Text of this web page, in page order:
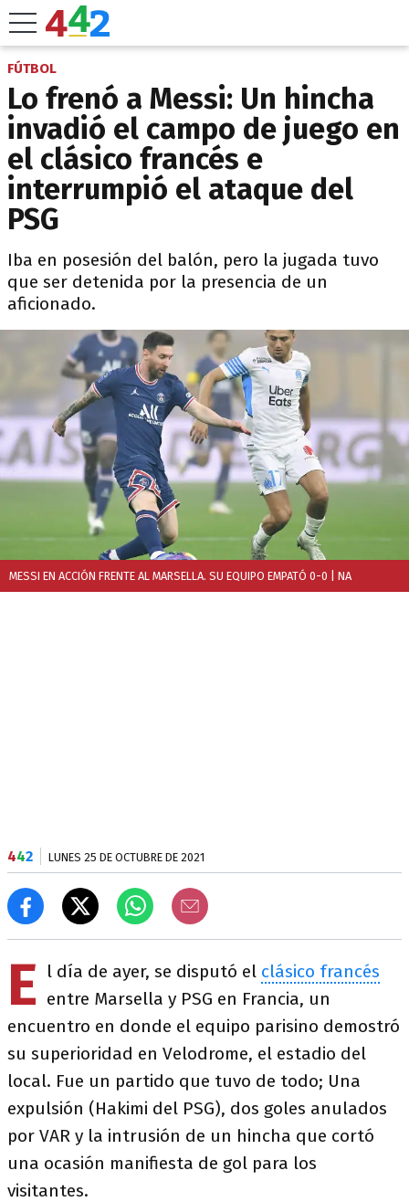
FÚTBOL
Lo frenó a Messi: Un hincha
invadió el campo de juego en
el clásico francés e
interrumpió el ataque del
PSG
Iba en posesión del balón, pero la jugada tuvo
que ser detenida por la presencia de un
aficionado.
MESSI EN ACCIÓN FRENTE AL MARSELLA. SU EQUIPO EMPATÓ 0-0 | NA
442 LUNES 25 DE OCTUBRE DE 2021
E l día de ayer, se disputó el clásico francés
entre Marsella y PSG en Francia, un
encuentro en donde el equipo parisino demostró
su superioridad en Velodrome, el estadio del
local. Fue un partido que tuvo de todo; Una
expulsión (Hakimi del PSG), dos goles anulados
por VAR y la intrusión de un hincha que cortó
una ocasión manifiesta de gol para los
visitantes.